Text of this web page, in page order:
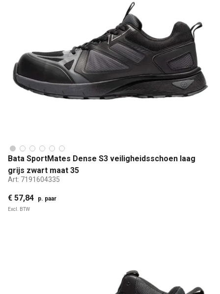
Bata SportMates Dense S3 veiligheidsschoen laag
grijs zwart maat 35
Art: 7191604335
€ 57,84 p. paar
Excl. BTW